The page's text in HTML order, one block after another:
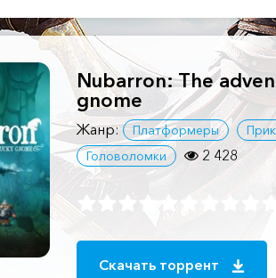
Nubarron: The
gnome
Жанр: Платформеры
Головоломки
2 428
Скачать торрент